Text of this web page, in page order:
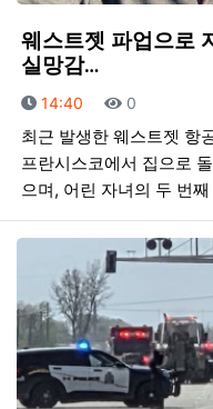
웨스트젯 파업으로
실망감…
등록일
14:40 조회
0
최근 발생한 웨스트젯 항
프란시스코에서 집으로
으며, 어린 자녀의 두 번